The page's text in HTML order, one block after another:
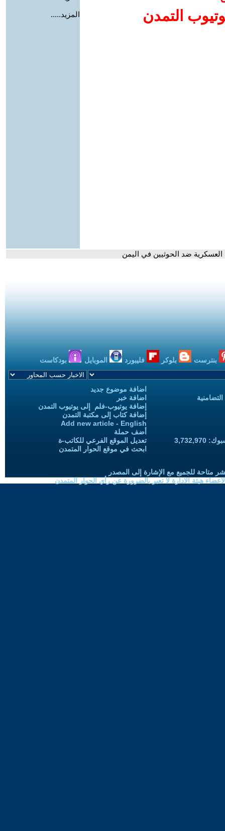
التمدن
المزيد.....
ضد الحوثيين في اليمن
بنترست بلوكر فليبورد الموبايل بودكاست
اضافة موضوع جديد
اضافة خبر
إضافة يوتيوب-فلم إلى يوتيوب التمدن
إضافة كتاب إلى مكتبة التمدن
Add new article - English
أضف حملة
تعديل الموقع الفرعي للكاتب-ة
ابحث في موقع الحوار المتمدن
متاحة للجميع مع الإشارة إلى المصدر
هيئة الادارة لا تعبر بالضرورة عن رأي الحوار المتمدن